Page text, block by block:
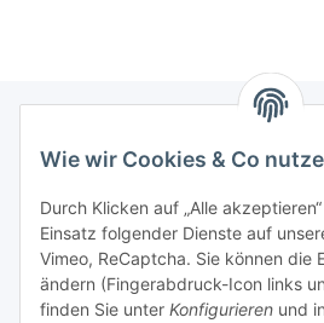
Wie wir Cookies & Co
Durch Klicken auf „Alle
Einsatz folgender Dienste auf
Vimeo, ReCaptcha. Sie können die
ändern (Fingerabdruck-Icon links
finden Sie unter Konfigurieren und
Informationen
Gesetzliche Informationen
Mein Konto